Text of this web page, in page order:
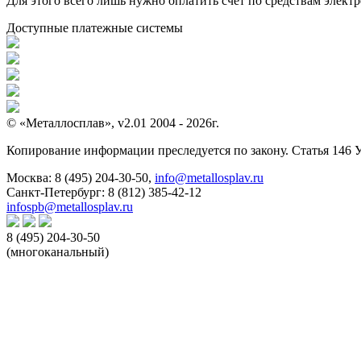
Доступные платежные системы
© «Металлосплав», v2.01 2004 - 2026г.
Копирование информации преследуется по закону. Статья
Москва: 8 (495) 204-30-50, info@metallosplav.ru
Санкт-Петербург: 8 (812) 385-42-12
infospb@metallosplav.ru
8 (495) 204-30-50
(многоканальный)